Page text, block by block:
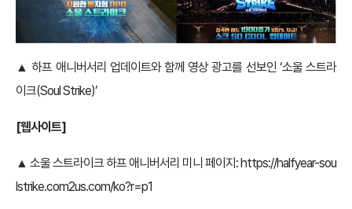
▲ 하프 애니버서리 업데이트와 함께 영상 광고를 선보인 ‘소울 스트라
이크(Soul Strike)’
[웹사이트]
▲ 소울 스트라이크 하프 애니버서리 미니 페이지:https://halfyear-sou
lstrike.com2us.com/ko?r=p1